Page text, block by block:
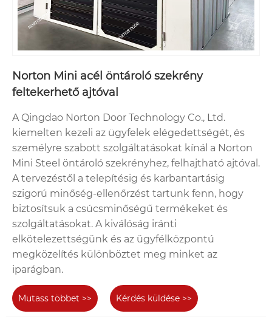
Norton Mini acél öntároló szekrény
feltekerhető ajtóval
A Qingdao Norton Door Technology Co., Ltd.
kiemelten kezeli az ügyfelek elégedettségét, és
személyre szabott szolgáltatásokat kínál a Norton
Mini Steel öntároló szekrényhez, felhajtható ajtóval.
A tervezéstől a telepítésig és karbantartásig
szigorú minőség-ellenőrzést tartunk fenn, hogy
biztosítsuk a csúcsminőségű termékeket és
szolgáltatásokat. A kiválóság iránti
elkötelezettségünk és az ügyfélközpontú
megközelítés különböztet meg minket az
iparágban.
Mutass többet >> Kérdés küldése >>